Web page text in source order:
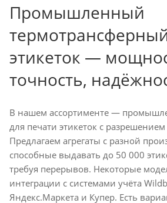
Промышленный
этикеток —
точность,
В нашем ассортименте —
для печати этикеток с
Предлагаем агрегаты с разной
способные выдавать до 50 000
требуя перерывов. Некоторые
интеграции с системами учёта
Яндекс.Маркета и Купер. Есть